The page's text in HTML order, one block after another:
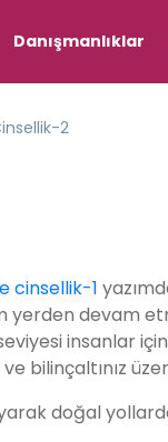
Danışmanlıklar
2
cinsellik-1
yerden devam
insanlar
bilinçaltınız
doğal